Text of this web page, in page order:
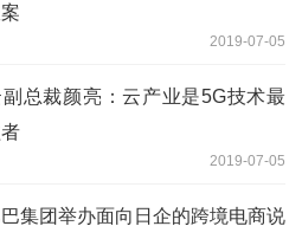
2019-07-05
总裁颜亮：云产业是5G技术最
2019-07-05
集团举办面向日企的跨境电商说